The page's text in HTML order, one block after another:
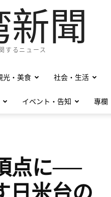
新聞
するニュース
光・美食 社会・生活
イベント・告知 專欄
点に──